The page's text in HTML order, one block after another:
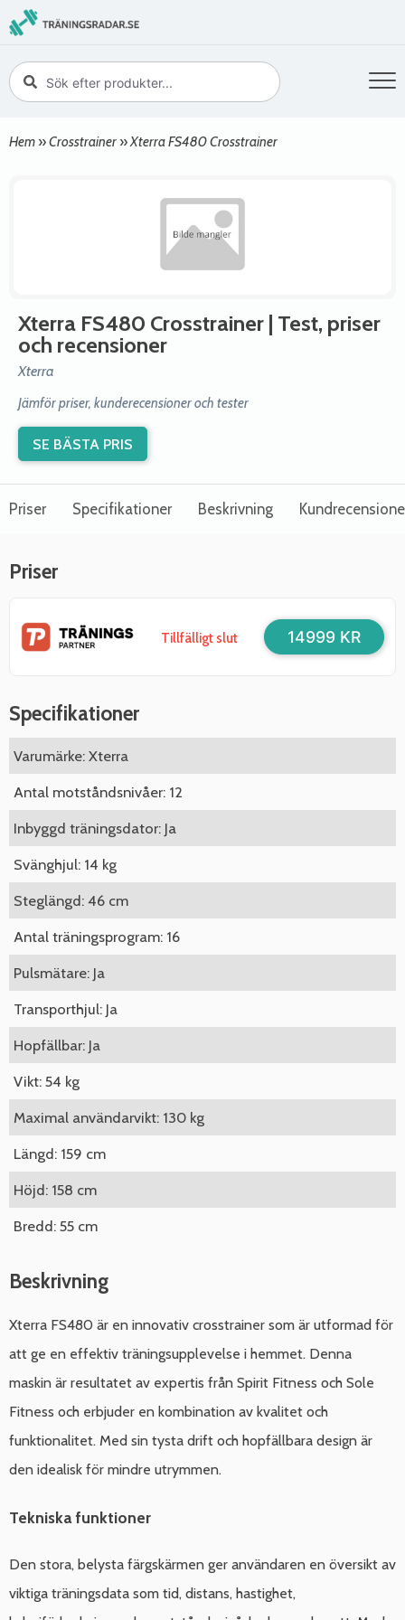
Hem »Crosstrainer »Xterra FS480 Crosstrainer
Xterra FS480 Crosstrainer | Test, priser
och recensioner
Xterra
Jämför priser, kunderecensioner och tester
SE BÄSTA PRIS
Priser Specifikationer Beskrivning
Priser
Tillfälligt slut 14999 KR
Specifikationer
Varumärke: Xterra
Antal motståndsnivåer: 12
Inbyggd träningsdator: Ja
Svänghjul: 14 kg
Steglängd: 46 cm
Antal träningsprogram: 16
Pulsmätare: Ja
Transporthjul: Ja
Hopfällbar: Ja
Vikt: 54 kg
Maximal användarvikt: 130 kg
Längd: 159 cm
Höjd: 158 cm
Bredd: 55 cm
Beskrivning
Xterra FS480 är en innovativ crosstrainer som är utformad för
att ge en effektiv träningsupplevelse i hemmet. Denna
maskin är resultatet av expertis från Spirit Fitness och Sole
Fitness och erbjuder en kombination av kvalitet och
funktionalitet. Med sin tysta drift och hopfällbara design är
den idealisk för mindre utrymmen.
Tekniska funktioner
Den stora, belysta färgskärmen ger användaren en översikt av
viktiga träningsdata som tid, distans, hastighet,